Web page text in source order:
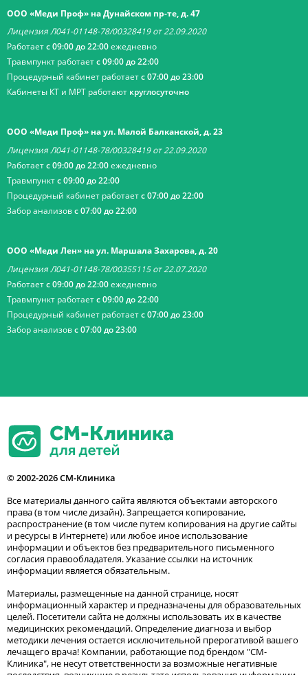
ООО «Меди Проф» на Дунайском пр-те, д. 47
Лицензия Л041-01148-78/00328419 от 22.09.2020
Работаетс 09:00 до 22:00ежедневно
Травмпункт работаетс 09:00 до 22:00
Процедурный кабинет работаетс 07:00 до 23:00
Кабинеты КТ и МРТ работают круглосуточно
ООО «Меди Проф» на ул. Малой Балканской, д. 23
Лицензия Л041-01148-78/00328419 от 22.09.2020
Работаетс 09:00 до 22:00ежедневно
Травмпунктс 09:00 до 22:00
Процедурный кабинет работаетс 07:00 до 22:00
Забор анализовс 07:00 до 22:00
ООО «Меди Лен» на ул. Маршала Захарова, д. 20
Лицензия Л041-01148-78/00355115 от 22.07.2020
Работаетс 09:00 до 22:00ежедневно
Травмпункт работаетс 09:00 до 22:00
Процедурный кабинет работаетс 07:00 до 23:00
Забор анализовс 07:00 до 23:00
© 2002-2026 СМ-Клиника
Все материалы данного сайта являются объектами авторского
права (в том числе дизайн). Запрещается копирование,
распространение (в том числе путем копирования на другие сайты
и ресурсы в Интернете) или любое иное использование
информации и объектов без предварительного письменного
согласия правообладателя. Указание ссылки на источник
информации является обязательным.
Материалы, размещенные на данной странице, носят
информационный характер и предназначены для образовательных
целей. Посетители сайта не должны использовать их в качестве
медицинских рекомендаций. Определение диагноза и выбор
методики лечения остается исключительной прерогативой вашего
лечащего врача! Компании, работающие под брендом "СМ-
Клиника", не несут ответственности за возможные негативные